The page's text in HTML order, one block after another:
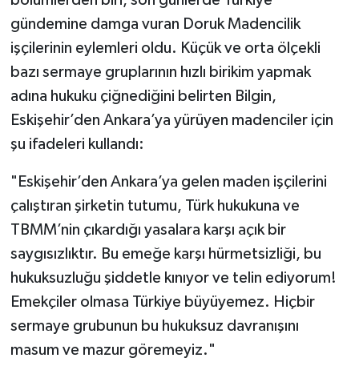
gündemine damga vuran Doruk Madencilik
işçilerinin eylemleri oldu. Küçük ve orta ölçekli
bazı sermaye gruplarının hızlı birikim yapmak
adına hukuku çiğnediğini belirten Bilgin,
Eskişehir’den Ankara’ya yürüyen madenciler için
şu ifadeleri kullandı:
"Eskişehir’den Ankara’ya gelen maden işçilerini
çalıştıran şirketin tutumu, Türk hukukuna ve
TBMM’nin çıkardığı yasalara karşı açık bir
saygısızlıktır. Bu emeğe karşı hürmetsizliği, bu
hukuksuzluğu şiddetle kınıyor ve telin ediyorum!
Emekçiler olmasa Türkiye büyüyemez. Hiçbir
sermaye grubunun bu hukuksuz davranışını
masum ve mazur göremeyiz."